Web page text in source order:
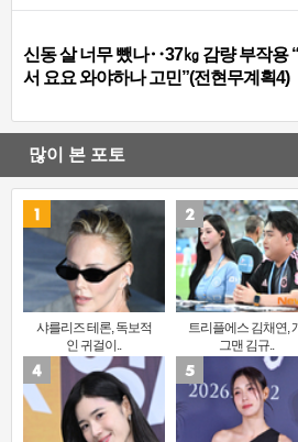
신동 살 너무 뺐나‥37㎏ 감량 부작용
서 요요 와야하나 고민”(전현무계획4)
많이 본 포토
샤를리즈 테론, 독보적
인 귀걸이..
트리플에스 김채연,
그맨 김규..